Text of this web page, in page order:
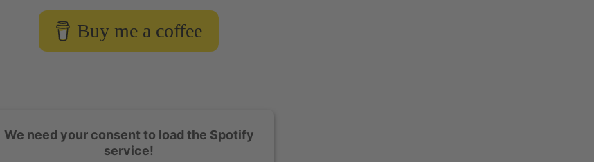
Buy me a coffee
We need your consent to load the Spotify
service!